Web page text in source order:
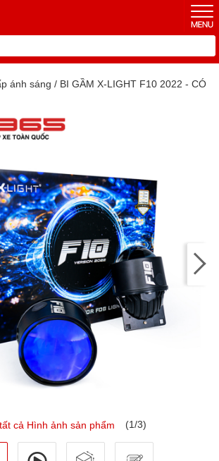
ánh sáng / BI GẦM X-LIGHT F10 2022 - CÓ
cả Hình ảnh sản phẩm (1/3)